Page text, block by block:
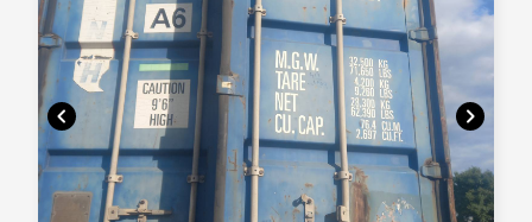
chevron_left chevron_right